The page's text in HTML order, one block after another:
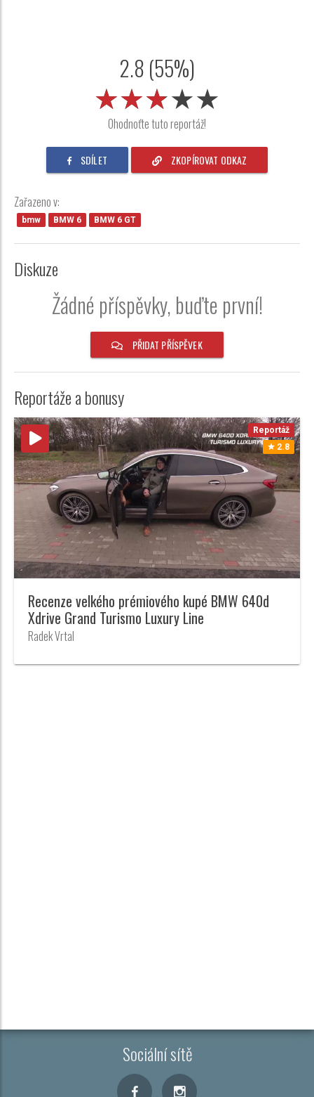
2.8 (55%)
★★★★★
★★★★★
★★★★★
Ohodnoťte tuto reportáž!
SDÍLET ZKOPÍROVAT ODKAZ
Zařazeno v:
bmw BMW 6 BMW 6 GT
Diskuze
Žádné příspěvky, buďte první!
PŘIDAT PŘÍSPĚVEK
Reportáže a bonusy
Reportáž
2.8
Recenze velkého prémiového kupé BMW 640d
Xdrive Grand Turismo Luxury Line
Radek Vrtal
Sociální sítě